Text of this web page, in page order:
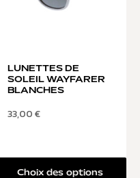
LUNETTES DE
SOLEIL WAYFARER
BLANCHES
33,00€
Choix des options